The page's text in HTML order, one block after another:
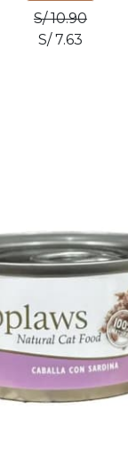
S/ 10.90
S/ 7.63